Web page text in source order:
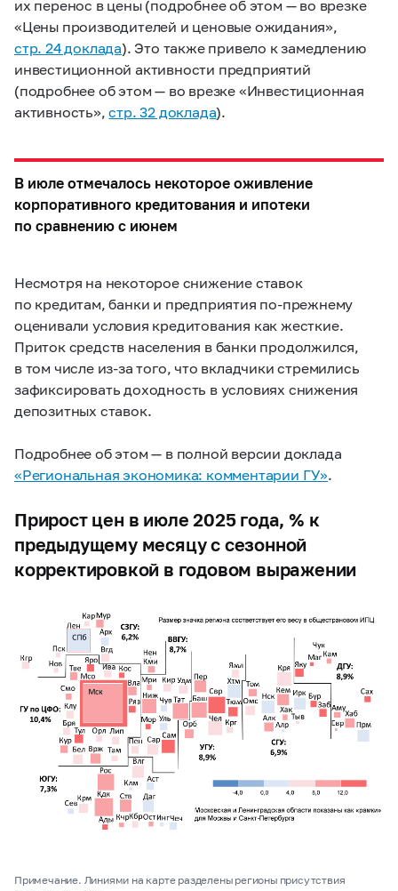
их перенос в цены (подробнее об этом — во врезке
«Цены производителей и ценовые ожидания»,
стр. 24 доклада). Это также привело к замедлению
инвестиционной активности предприятий
(подробнее об этом — во врезке «Инвестиционная
активность»,стр. 32 доклада).
В июле отмечалось некоторое оживление
корпоративного кредитования и ипотеки
по сравнению с июнем
Несмотря на некоторое снижение ставок
по кредитам, банки и предприятия по-прежнему
оценивали условия кредитования как жесткие.
Приток средств населения в банки продолжился,
в том числе из-за того, что вкладчики стремились
зафиксировать доходность в условиях снижения
депозитных ставок.
Подробнее об этом — в полной версии доклада
«Региональная экономика: комментарии ГУ».
Прирост цен в июле 2025 года, % к
предыдущему месяцу с сезонной
корректировкой в годовом выражении
Примечание. Линиями на карте разделены регионы присутствия